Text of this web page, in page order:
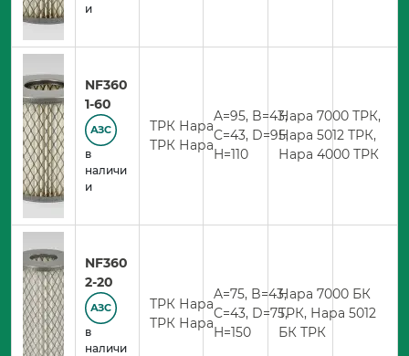
и
NF360
1-60
АЗС
в
наличи
и
ТРК Нара
ТРК Нара
A=95, B=43,
C=43, D=95,
H=110
Нара 7000 ТРК,
Нара 5012 ТРК,
Нара 4000 ТРК
NF360
2-20
АЗС
в
наличи
ТРК Нара
ТРК Нара
A=75, B=43,
C=43, D=75,
H=150
Нара 7000 БК
ТРК, Нара 5012
БК ТРК